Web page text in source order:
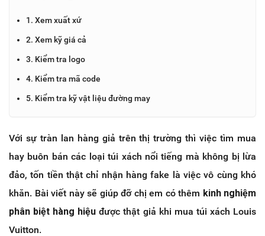
1. Xem xuất xứ
2. Xem kỹ giá cả
3. Kiểm tra logo
4. Kiểm tra mã code
5. Kiểm tra kỹ vật liệu đường may
Với sự tràn lan hàng giả trên thị trường thì việc tìm mua
hay buôn bán các loại túi xách nổi tiếng mà không bị lừa
đảo, tốn tiền thật chỉ nhận hàng fake là việc vô cùng khó
khăn. Bài viết này sẽ giúp đỡ chị em có thêm kinh nghiệm
phân biệt hàng hiệu được thật giả khi mua túi xách Louis
Vuitton.